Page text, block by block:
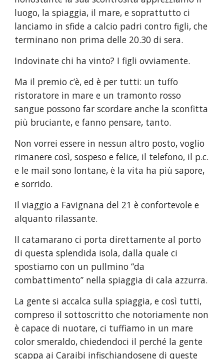
luogo, la spiaggia, il mare, e soprattutto ci
lanciamo in sfide a calcio padri contro figli, che
terminano non prima delle 20.30 di sera.
Indovinate chi ha vinto? I figli ovviamente.
Ma il premio c’è, ed è per tutti: un tuffo
ristoratore in mare e un tramonto rosso
sangue possono far scordare anche la sconfitta
più bruciante, e fanno pensare, tanto.
Non vorrei essere in nessun altro posto, voglio
rimanere così, sospeso e felice, il telefono, il p.c.
e le mail sono lontane, è la vita ha più sapore,
e sorrido.
Il viaggio a Favignana del 21 è confortevole e
alquanto rilassante.
Il catamarano ci porta direttamente al porto
di questa splendida isola, dalla quale ci
spostiamo con un pullmino “da
combattimento” nella spiaggia di cala azzurra.
La gente si accalca sulla spiaggia, e così tutti,
compreso il sottoscritto che notoriamente non
è capace di nuotare, ci tuffiamo in un mare
color smeraldo, chiedendoci il perché la gente
scappa ai Caraibi infischiandosene di queste